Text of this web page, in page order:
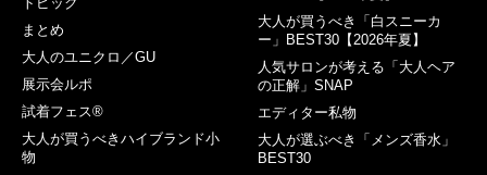
まとめ
大人のユニクロ／GU
展示会ルポ
試着フェス®︎
大人が買うべきハイブランド小
物
大人が買うべき「白スニーカ
ー」BEST30【2026年夏】
人気サロンが考える「大人ヘア
の正解」SNAP
エディター私物
大人が選ぶべき「メンズ香水」
BEST30